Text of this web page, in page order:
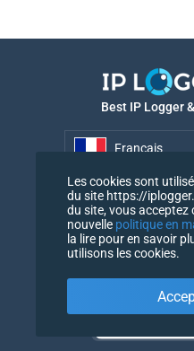
Best IP Logger
Français
Français
Les cookies sont
du site https://
du site, vous acceptez
nouvelle politique en
la lire pour en savoir
utilisons les cookies.